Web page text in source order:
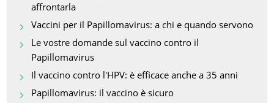
affrontarla
Vaccini per il Papillomavirus: a chi e quando servono
Le vostre domande sul vaccino contro il
Papillomavirus
Il vaccino contro l'HPV: è efficace anche a 35 anni
Papillomavirus: il vaccino è sicuro